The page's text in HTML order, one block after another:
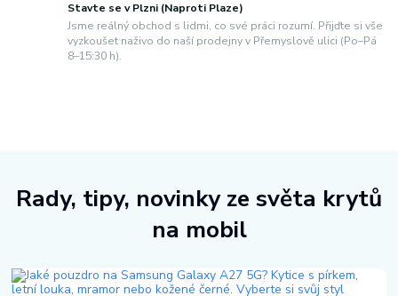
Stavte se v Plzni (Naproti Plaze)
Jsme reálný obchod s lidmi, co své práci rozumí. Přijďte si vše
vyzkoušet naživo do naší prodejny v Přemyslově ulici (Po–Pá
8–15:30 h).
Rady, tipy, novinky ze světa krytů
na mobil